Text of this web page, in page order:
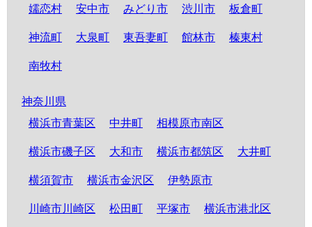
嬬恋村 安中市 みどり市 渋川市 板倉町
神流町 大泉町 東吾妻町 館林市 榛東村
南牧村
神奈川県
横浜市青葉区
中井町 相模原市南区
横浜市磯子区 大和市 横浜市都筑区 大井町
横須賀市 横浜市金沢区 伊勢原市
川崎市川崎区 松田町 平塚市 横浜市港北区